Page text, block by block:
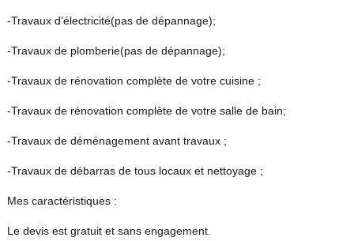
-Travaux d’électricité(pas de dépannage);
-Travaux de plomberie(pas de dépannage);
-Travaux de rénovation complète de votre cuisine ;
-Travaux de rénovation complète de votre salle de bain;
-Travaux de déménagement avant travaux ;
-Travaux de débarras de tous locaux et nettoyage ;
Mes caractéristiques :
Le devis est gratuit et sans engagement.